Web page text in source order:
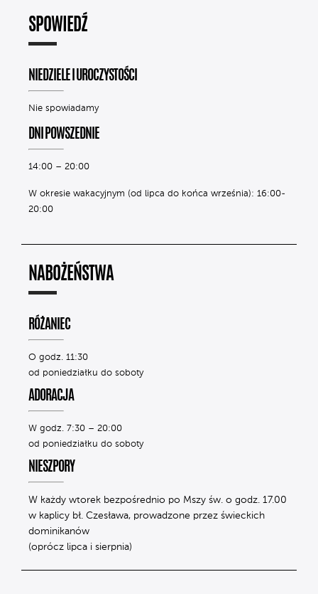
SPOWIEDŹ
NIEDZIELE I UROCZYSTOŚCI
Nie spowiadamy
DNI POWSZEDNIE
14:00 – 20:00
W okresie wakacyjnym (od lipca do końca września): 16:00-
20:00
NABOŻEŃSTWA
RÓŻANIEC
O godz. 11:30
od poniedziałku do soboty
ADORACJA
W godz. 7:30 – 20:00
od poniedziałku do soboty
NIESZPORY
W każdy wtorek bezpośrednio po Mszy św. o godz. 17.00
w kaplicy bł. Czesława, prowadzone przez świeckich
dominikanów
(oprócz lipca i sierpnia)